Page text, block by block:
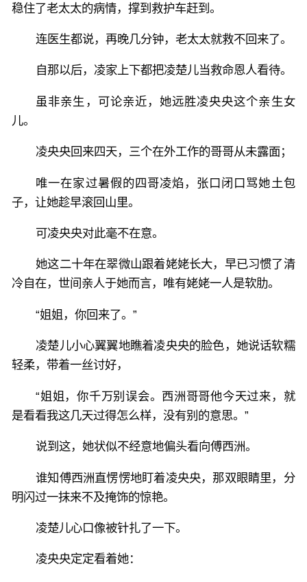
稳住了老太太的病情，撑到救护车赶到。
连医生都说，再晚几分钟，老太太就救不回来了。
自那以后，凌家上下都把凌楚儿当救命恩人看待。
虽非亲生，可论亲近，她远胜凌央央这个亲生女
儿。
凌央央回来四天，三个在外工作的哥哥从未露面；
唯一在家过暑假的四哥凌焰，张口闭口骂她土包
子，让她趁早滚回山里。
可凌央央对此毫不在意。
她这二十年在翠微山跟着姥姥长大，早已习惯了清
冷自在，世间亲人于她而言，唯有姥姥一人是软肋。
“姐姐，你回来了。”
凌楚儿小心翼翼地瞧着凌央央的脸色，她说话软糯
轻柔，带着一丝讨好，
“姐姐，你千万别误会。西洲哥哥他今天过来，就
是看看我这几天过得怎么样，没有别的意思。”
说到这，她状似不经意地偏头看向傅西洲。
谁知傅西洲直愣愣地盯着凌央央，那双眼睛里，分
明闪过一抹来不及掩饰的惊艳。
凌楚儿心口像被针扎了一下。
凌央央定定看着她：